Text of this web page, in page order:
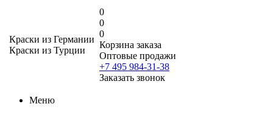
Краски из Германии
Краски из Турции
0
0
0
Корзина заказа
Оптовые продажи
+7 495 984-31-38
Заказать звонок
Меню